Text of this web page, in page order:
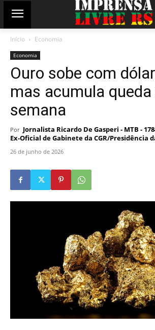
Início Economia
Economia
Ouro sobe com
mas acumula queda
semana
Por Jornalista Ricardo De Gasperi - MTB -
Ex-Oficial de Gabinete da CGR/Presidência
26 de junho de 2026